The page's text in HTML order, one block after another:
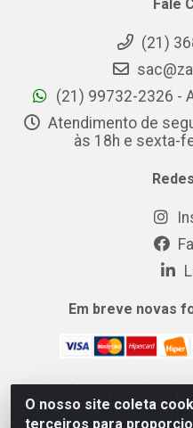
O nosso site coleta
terceiros para
Fale
(21)
(21) 99732-2326 -
Atendimento de
às 18h e sexta-
Em breve novas
MIX CERTO